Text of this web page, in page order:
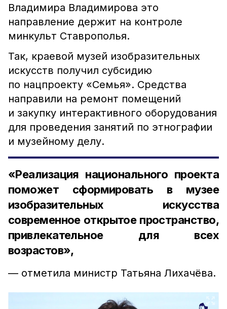
Владимира Владимирова это
направление держит на контроле
минкульт Ставрополья.
Так, краевой музей изобразительных
искусств получил субсидию
по нацпроекту «Семья». Средства
направили на ремонт помещений
и закупку интерактивного оборудования
для проведения занятий по этнографии
и музейному делу.
«Реализация национального проекта
поможет сформировать в музее
изобразительных искусства
современное открытое пространство,
привлекательное для всех
возрастов»,
— отметила министр Татьяна Лихачёва.